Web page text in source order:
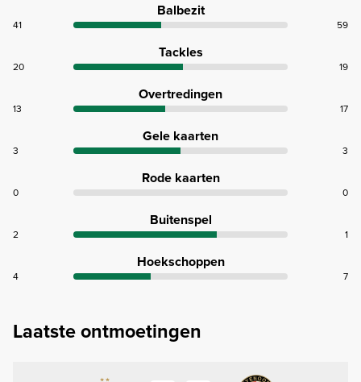
Balbezit
41 59
Tackles
20 19
Overtredingen
13 17
Gele kaarten
3 3
Rode kaarten
0 0
Buitenspel
2 1
Hoekschoppen
4 7
Laatste ontmoetingen